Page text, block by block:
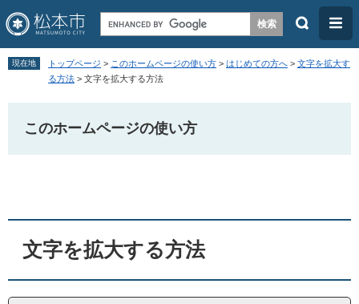
ペ
ジ
す
メ
ュ
し
文
検
メ
ニ
ュ
現在地 トップページ > このホームページの使い方 > はじめての方へ > 文字を拡大す
る方法 > 文字を拡大する方法
このホームページの使い方
文字を拡大する方法